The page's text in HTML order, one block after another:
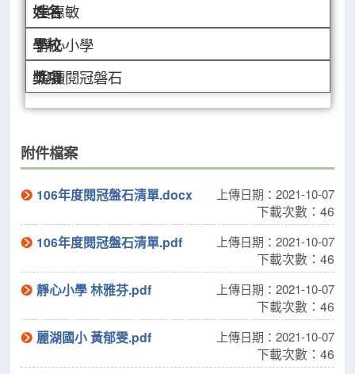
吳惠敏
靜心小學
悅讀閱冠磐石
附件檔案
106年度閱冠盤石清單.docx 上傳日期：2021-10-07
下載次數：46
106年度閱冠盤石清單.pdf 上傳日期：2021-10-07
下載次數：46
靜心小學 林雅芬.pdf 上傳日期：2021-10-07
下載次數：46
麗湖國小 黃郁雯.pdf 上傳日期：2021-10-07
下載次數：46